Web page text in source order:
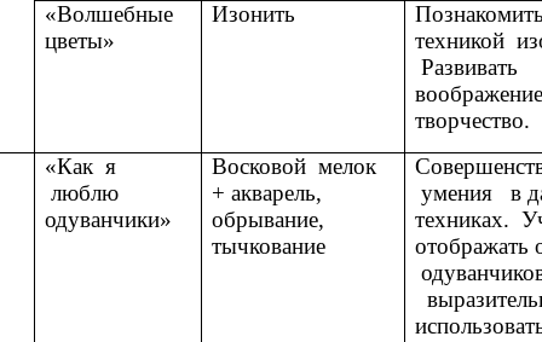
«Волшебные
цветы»
Изонить
техникой
Развивать
творчество.
«Как я
люблю
одуванчики»
Восковой мелок
+ акварель,
обрывание,
тычкование
умения в
техниках.
отображать